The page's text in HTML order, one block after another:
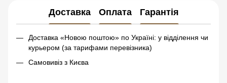
Доставка Оплата Гарантія
Доставка «Новою поштою» по Україні: у відділення чи
курьером (за тарифами перевізника)
Самовивіз з Києва